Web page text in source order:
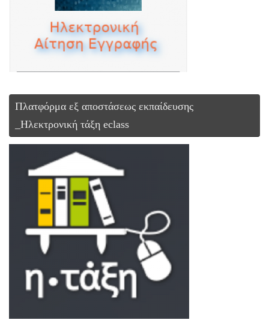
Πλατφόρμα εξ αποστάσεως εκπαίδευσης
_Ηλεκτρονική τάξη eclass